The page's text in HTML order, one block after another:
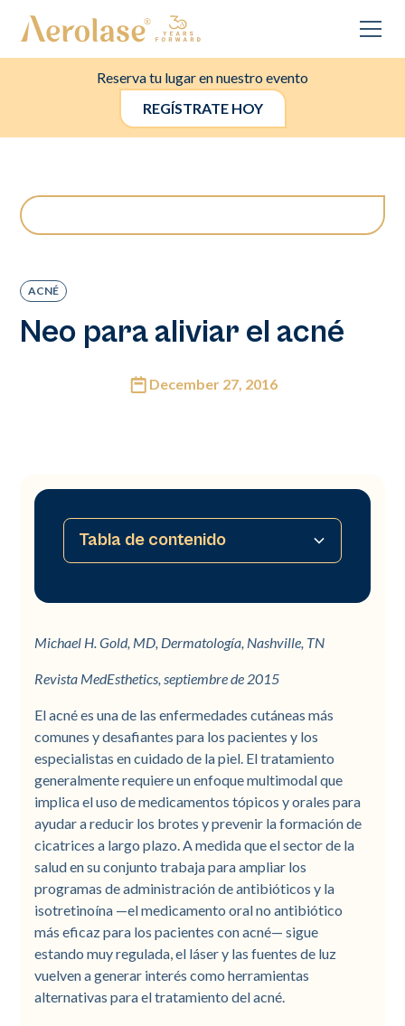
Reserva tu lugar en nuestro evento
REGÍSTRATE HOY
ACNÉ
Neo para aliviar el acné
December 27, 2016
Michael H. Gold, MD, Dermatología, Nashville, TN
Revista MedEsthetics, septiembre de 2015
El acné es una de las enfermedades cutáneas más
comunes y desafiantes para los pacientes y los
especialistas en cuidado de la piel. El tratamiento
generalmente requiere un enfoque multimodal que
implica el uso de medicamentos tópicos y orales para
ayudar a reducir los brotes y prevenir la formación de
cicatrices a largo plazo. A medida que el sector de la
salud en su conjunto trabaja para ampliar los
programas de administración de antibióticos y la
isotretinoína —el medicamento oral no antibiótico
más eficaz para los pacientes con acné— sigue
estando muy regulada, el láser y las fuentes de luz
vuelven a generar interés como herramientas
alternativas para el tratamiento del acné.
Tabla de contenido